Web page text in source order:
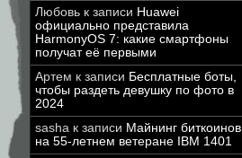
Любовь к записи Huawei
официально представила
HarmonyOS 7: какие смартфоны
получат её первыми
Артем к записи Бесплатные боты,
чтобы раздеть девушку по фото в
2024
sasha к записи Майнинг биткоинов
на 55-летнем ветеране IBM 1401